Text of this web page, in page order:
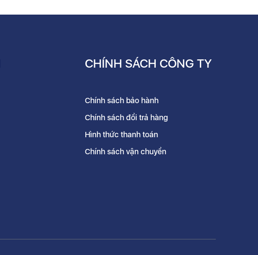
CHÍNH SÁCH CÔNG TY
Chính sách bảo hành
Chính sách đổi trả hàng
Hình thức thanh toán
Chính sách vận chuyển